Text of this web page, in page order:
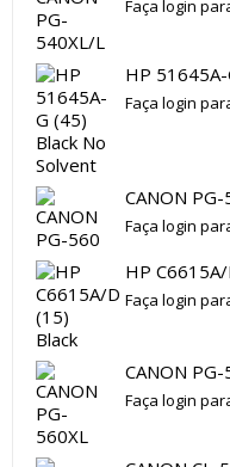
Faça login
HP
Faça login
CANON PG-
Faça login
HP
Faça login
CANON
Faça login